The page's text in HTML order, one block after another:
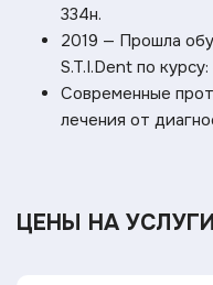
334н.
2019 — Прошла
S.T.I.Dent по
Современные
лечения от
ЦЕНЫ НА УСЛУГИ